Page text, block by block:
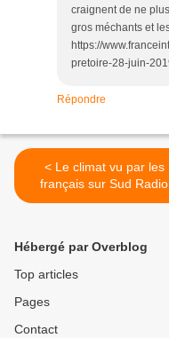
craignent de ne
gros méchants et
https://
pretoire-28-juin-
Répondre
< Le climat vu par les
français sur Sud Radio
Hébergé par Overblog
Top articles
Pages
Contact